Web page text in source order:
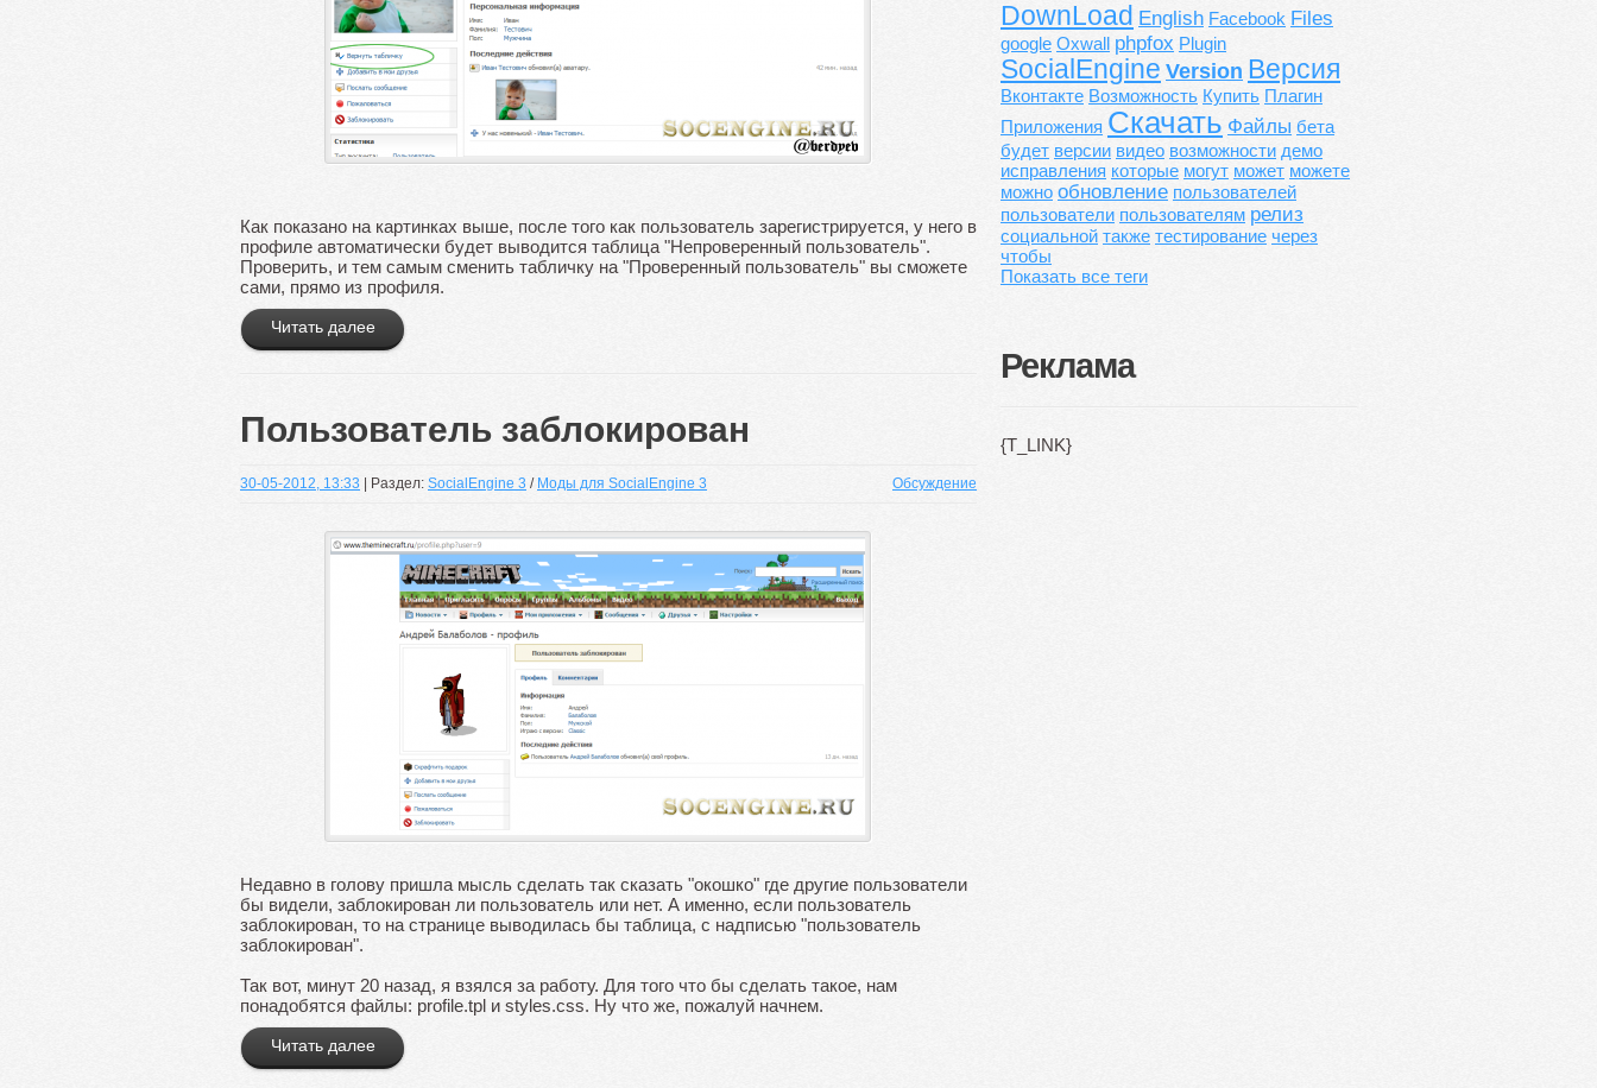
Как показано на картинках выше, после того как пользователь зарегистрируется, у него в
профиле автоматически будет выводится таблица "Непроверенный пользователь".
Проверить, и тем самым сменить табличку на "Проверенный пользователь" вы сможете
сами, прямо из профиля.
Читать далее
Пользователь заблокирован
30-05-2012, 13:33 | Раздел: SocialEngine 3 / Моды для SocialEngine 3 Обсуждение
Недавно в голову пришла мысль сделать так сказать "окошко" где другие пользователи
бы видели, заблокирован ли пользователь или нет. А именно, если пользователь
заблокирован, то на странице выводилась бы таблица, с надписью "пользователь
заблокирован".
Так вот, минут 20 назад, я взялся за работу. Для того что бы сделать такое, нам
понадобятся файлы: profile.tpl и styles.css. Ну что же, пожалуй начнем.
Читать далее
DownLoad English Facebook Files
google Oxwall phpfox Plugin
SocialEngine Version Версия
Вконтакте Возможность Купить Плагин
Приложения Скачать Файлы бета
будет версии видео возможности демо
исправления которые могут может можете
можно обновление пользователей
пользователи пользователям релиз
социальной также тестирование через
чтобы
Показать все теги
Реклама
{T_LINK}